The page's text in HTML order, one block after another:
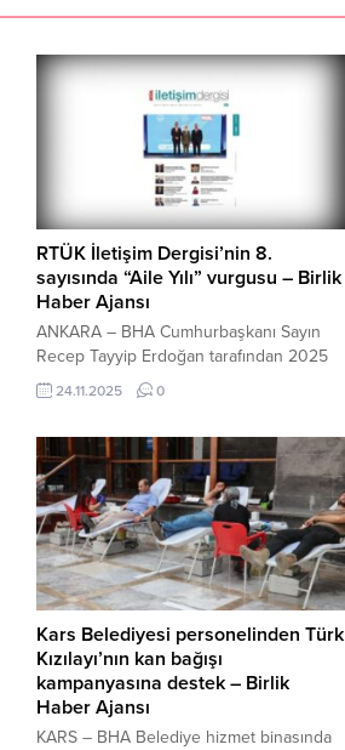
RTÜK İletişim Dergisi’nin 8.
sayısında “Aile Yılı” vurgusu – Birlik
Haber Ajansı
ANKARA – BHA Cumhurbaşkanı Sayın
Recep Tayyip Erdoğan tarafından 2025
yılının “Aile Yılı” ilan edilmesiyle birlikte,
tüm toplumsal aktörlere önemli
RTÜK; yıl boyunca rehber, etik ilkeler,
kamu spotları, araştırmalar ve tematik
incelemelerle aile odaklı farkındalığı
artırmayı hedefleyen birçok çalışmaya
imza attı. Bu çalışmalar derginin yeni
sayısında...
24.11.2025 0
Kars Belediyesi personelinden Türk
Kızılayı’nın kan bağışı
kampanyasına destek – Birlik
Haber Ajansı
KARS – BHA Belediye hizmet binasında